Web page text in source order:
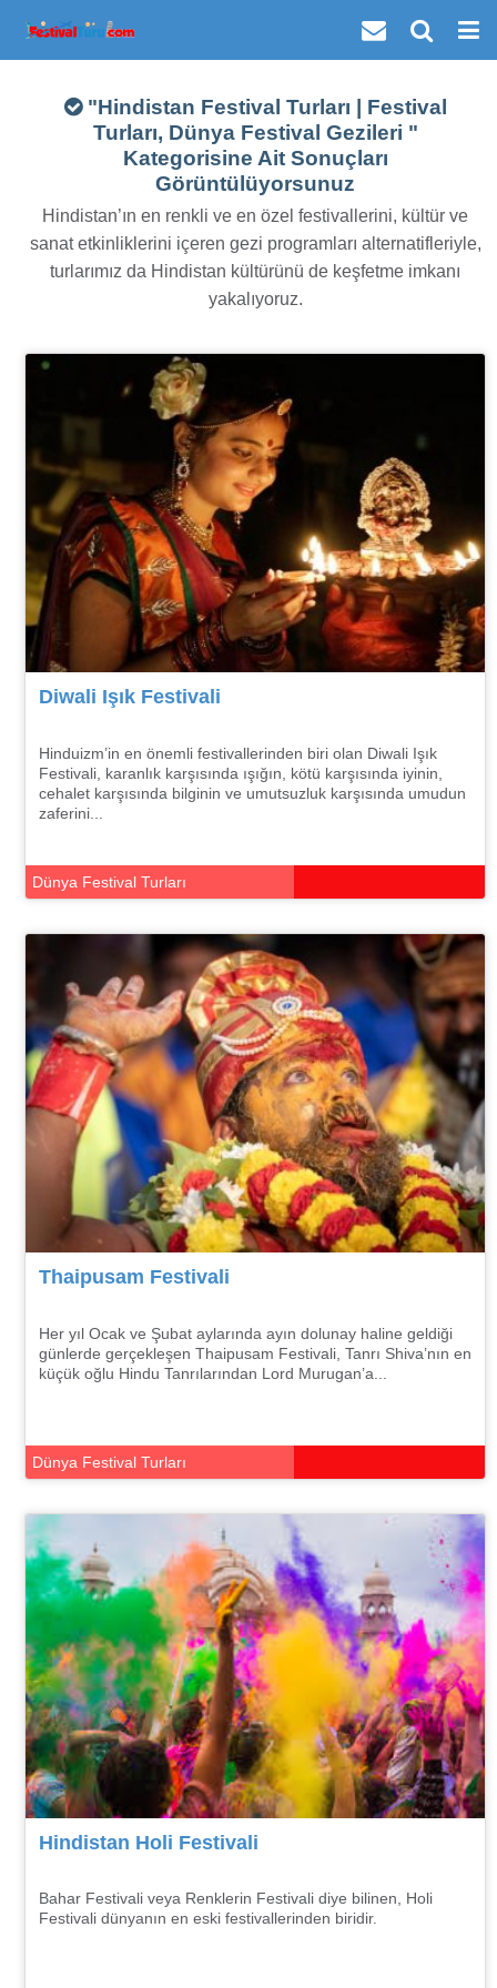
"Hindistan Festival Turları | Festival
Turları, Dünya Festival Gezileri "
Kategorisine Ait Sonuçları
Görüntülüyorsunuz
Hindistan’ın en renkli ve en özel festivallerini, kültür ve
sanat etkinliklerini içeren gezi programları alternatifleriyle,
turlarımız da Hindistan kültürünü de keşfetme imkanı
yakalıyoruz.
Diwali Işık Festivali
Hinduizm’in en önemli festivallerinden biri olan Diwali Işık
Festivali, karanlık karşısında ışığın, kötü karşısında iyinin,
cehalet karşısında bilginin ve umutsuzluk karşısında umudun
zaferini...
Dünya Festival Turları
Thaipusam Festivali
Her yıl Ocak ve Şubat aylarında ayın dolunay haline geldiği
günlerde gerçekleşen Thaipusam Festivali, Tanrı Shiva’nın en
küçük oğlu Hindu Tanrılarından Lord Murugan’a...
Dünya Festival Turları
Hindistan Holi Festivali
Bahar Festivali veya Renklerin Festivali diye bilinen, Holi
Festivali dünyanın en eski festivallerinden biridir.